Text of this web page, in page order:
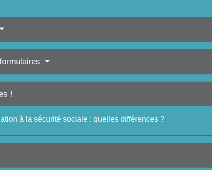
!
à la sécurité sociale : quelles différences ?